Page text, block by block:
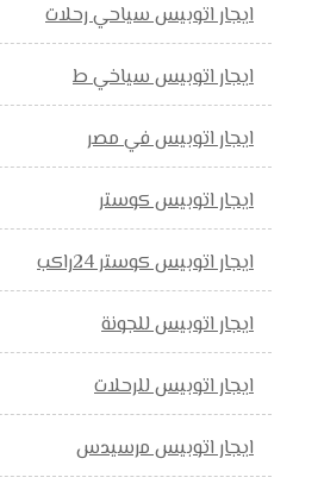
ايجار اتوبيس سياحي رحلات
ايجار اتوبيس سياخي ط
ايجار اتوبيس في مصر
ايجار اتوبيس كوستر
ايجار اتوبيس كوستر 24راكب
ايجار اتوبيس للجونة
ايجار اتوبيس للرحلات
ايجار اتوبيس مرسيدس